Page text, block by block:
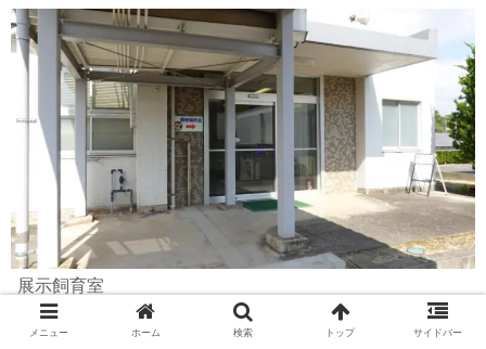
展示飼育室
メニュー ホーム 検索 トップ サイドバー